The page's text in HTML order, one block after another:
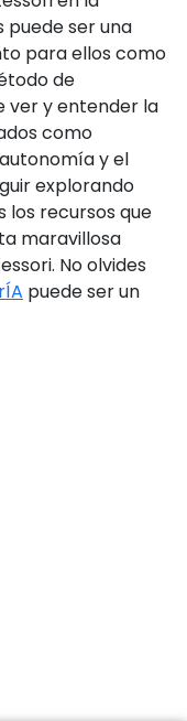
puede ser una
para ellos como
de
ver y entender la
como
y el
explorando
los recursos que
maravillosa
No olvides
puede ser un